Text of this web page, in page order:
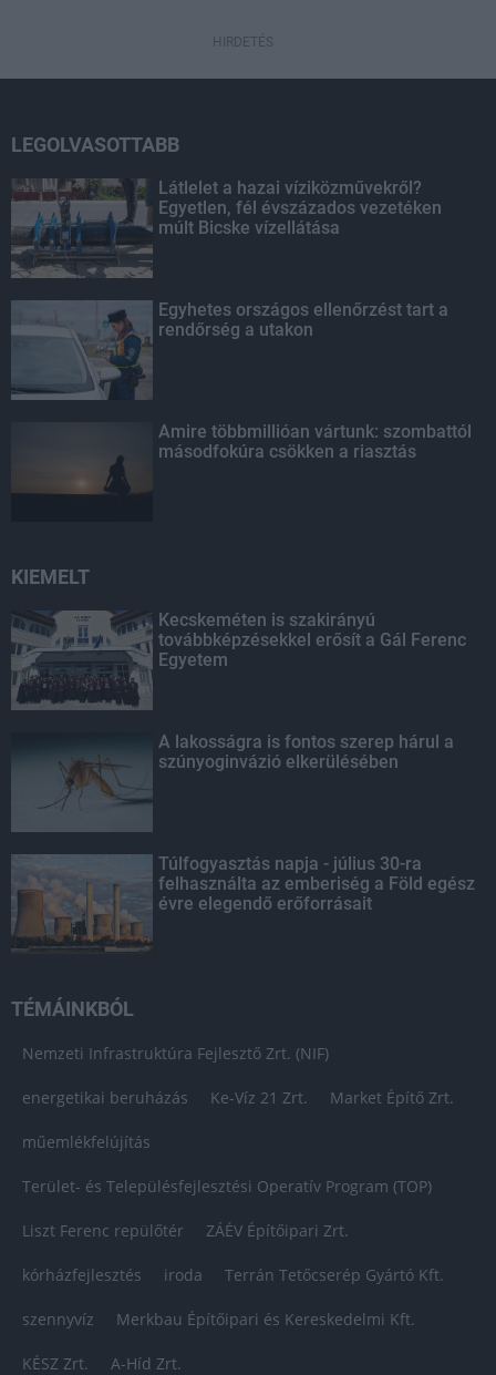
HIRDETÉS
LEGOLVASOTTABB
Látlelet a hazai víziközművekről?
Egyetlen, fél évszázados vezetéken
múlt Bicske vízellátása
Egyhetes országos ellenőrzést tart a
rendőrség a utakon
Amire többmillióan vártunk: szombattól
másodfokúra csökken a riasztás
KIEMELT
Kecskeméten is szakirányú
továbbképzésekkel erősít a Gál Ferenc
Egyetem
A lakosságra is fontos szerep hárul a
szúnyoginvázió elkerülésében
Túlfogyasztás napja - július 30-ra
felhasználta az emberiség a Föld egész
évre elegendő erőforrásait
TÉMÁINKBÓL
Nemzeti Infrastruktúra Fejlesztő Zrt. (NIF)
energetikai beruházás Ke-Víz 21 Zrt. Market Építő Zrt.
műemlékfelújítás
Terület- és Településfejlesztési Operatív Program (TOP)
Liszt Ferenc repülőtér ZÁÉV Építőipari Zrt.
kórházfejlesztés iroda Terrán Tetőcserép Gyártó Kft.
szennyvíz Merkbau Építőipari és Kereskedelmi Kft.
KÉSZ Zrt. A-Híd Zrt.